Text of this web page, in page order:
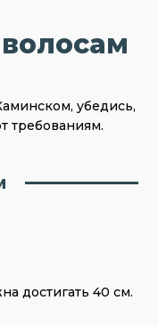
убедись,
требованиям.
достигать 40 см.